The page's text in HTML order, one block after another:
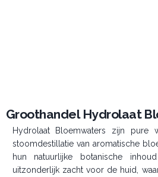
Groothandel Hydrolaat
Hydrolaat Bloemwaters zijn pure
stoomdestillatie van aromatische
hun natuurlijke botanische
uitzonderlijk zacht voor de huid,